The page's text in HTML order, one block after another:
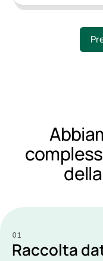
01
Raccolta